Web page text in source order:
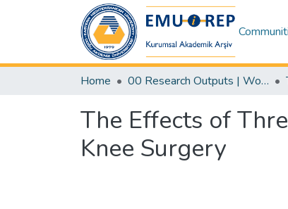
Home 00 Research Outputs | WoS | Scopus | TR-Dizin | PubMed
The Effects of
Knee Surgery